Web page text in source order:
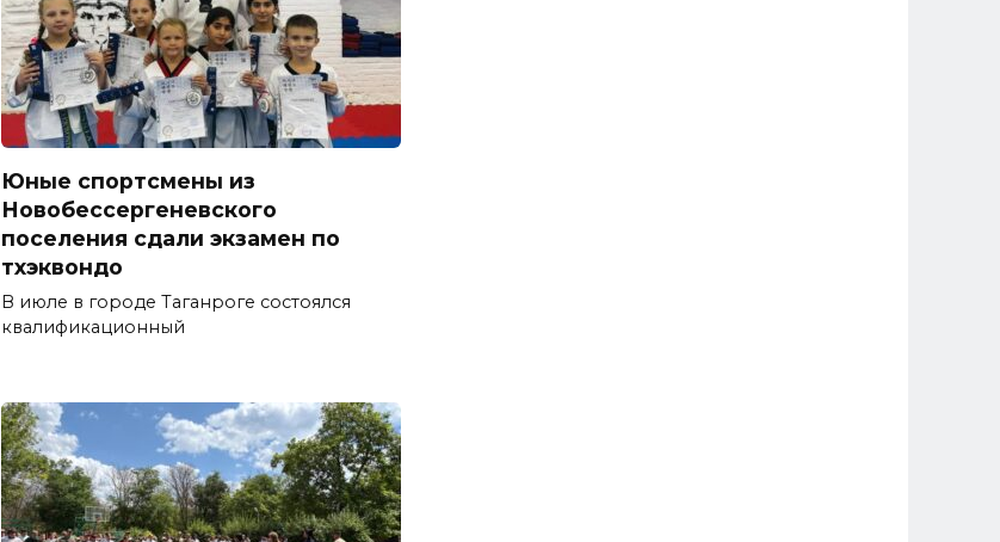
Юные спортсмены из
Новобессергеневского
поселения сдали экзамен по
тхэквондо
В июле в городе Таганроге состоялся
квалификационный